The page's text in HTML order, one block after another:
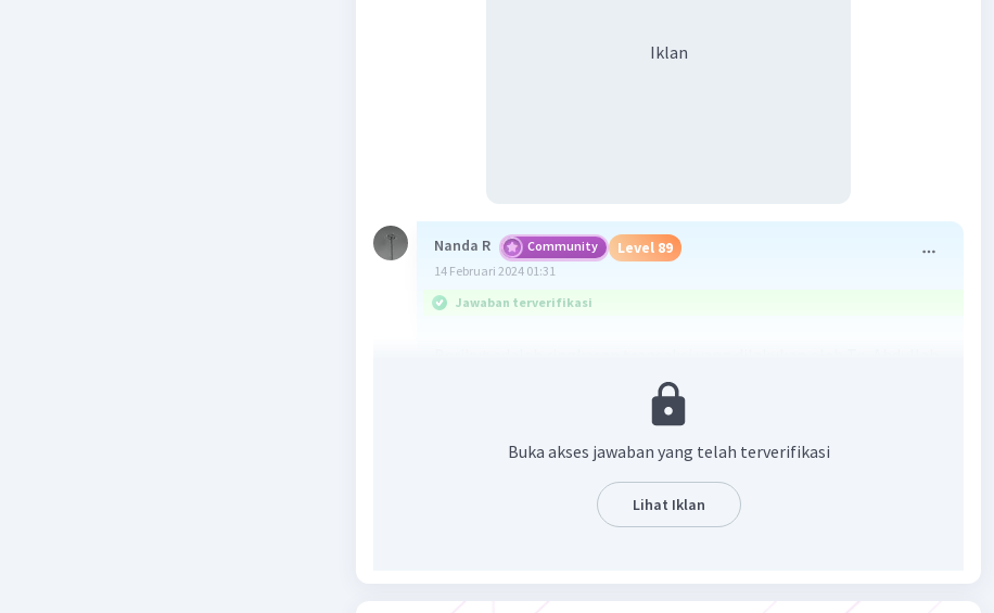
Iklan
Nanda R Community Level 89
14 Februari 2024 01:31
Jawaban terverifikasi
pada bulan Januari 2015 di bengkel service "PERMATA SENGKALING"
Investasi uang pribadi: Rp 2.500.000
Investasi peralatan: Rp 500.000
Buka akses jawaban yang telah terverifikasi
Lihat Iklan